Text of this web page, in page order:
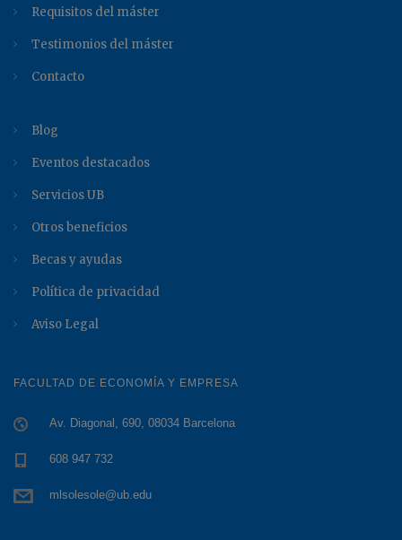
Requisitos del máster
Testimonios del máster
Contacto
Blog
Eventos destacados
Servicios UB
Otros beneficios
Becas y ayudas
Política de privacidad
Aviso Legal
FACULTAD DE ECONOMÍA Y EMPRESA
Av. Diagonal, 690, 08034 Barcelona
608 947 732
mlsolesole@ub.edu